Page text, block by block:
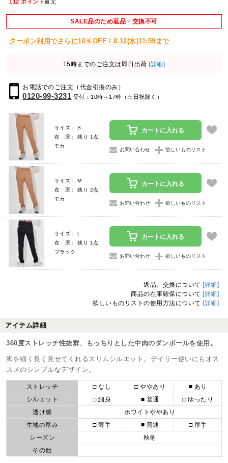
112 ポイント還元
SALE品のため返品・交換不可
クーポン利用でさらに10％OFF！8.12(水)11:59まで
15時までのご注文は即日出荷 [詳細]
お電話でのご注文（代金引換のみ）
0120-99-3231 受付：10時～17時（土日祝除く）
サイズ： S
在 庫： 残り 1点
モカ
カートに入れる
お問い合わせ 欲しいものリスト
サイズ： M
在 庫： 残り 2点
モカ
カートに入れる
お問い合わせ 欲しいものリスト
サイズ： L
在 庫： 残り 1点
ブラック
カートに入れる
お問い合わせ 欲しいものリスト
返品、交換について [詳細]
商品の在庫確保について [詳細]
欲しいものリストの使用方法について [詳細]
アイテム詳細
360度ストレッチ性抜群、もっちりとした中肉のダンボールを使用。
脚を細く長く見せてくれるスリムシルエット。デイリー使いにもオス
スメのシンプルなデザイン。
ストレッチ □ なし □ ややあり
■ あり
シルエット
□ 細身 ■ 普通
□ ゆったり
透け感
ホワイトややあり
生地の厚み
□ 薄手 ■ 普通
□ 厚手
シーズン
秋冬
その他